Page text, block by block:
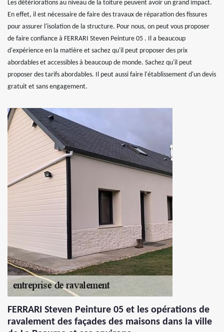
Les détériorations au niveau de la toiture peuvent avoir un grand impact.
En effet, il est nécessaire de faire des travaux de réparation des fissures
pour assurer l'isolation de la structure. Pour nous, on peut vous proposer
de faire confiance à FERRARI Steven Peinture 05 . Il a beaucoup
d'expérience en la matière et sachez qu'il peut proposer des prix
abordables et accessibles à beaucoup de monde. Sachez qu'il peut
proposer des tarifs abordables. Il peut aussi faire l'établissement d'un devis
gratuit et sans engagement.
FERRARI Steven Peinture 05 et les opérations de
ravalement des façades des maisons dans la ville